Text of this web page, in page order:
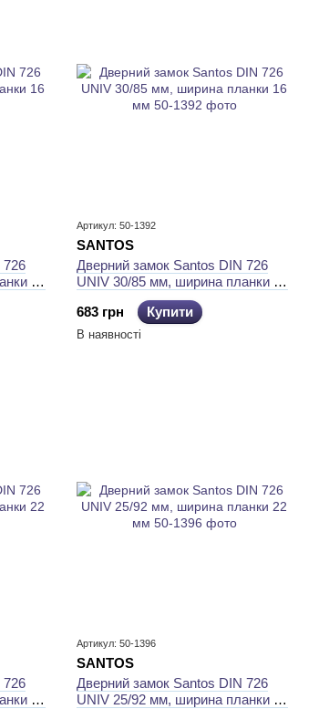
726
16
Артикул: 50-1392
SANTOS
​Дверний замок Santos DIN 726
UNIV 30/85 мм, ширина планки 16
683 грн
Купити
В наявності
726
22
Артикул: 50-1396
SANTOS
Дверний замок Santos DIN 726
UNIV 25/92 мм, ширина планки 22